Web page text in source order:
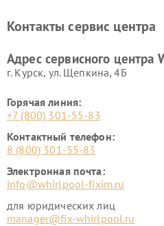
Контакты сервис центра
Адрес сервисного центра
г. Курск, ул. Щепкина, 4Б
Горячая линия:
+7 (800) 301-55-83
Контактный телефон:
8 (800) 301-55-83
Электронная почта:
info@whirlpool-fixim.ru
для юридических лиц
manager@fix-whirlpool.ru